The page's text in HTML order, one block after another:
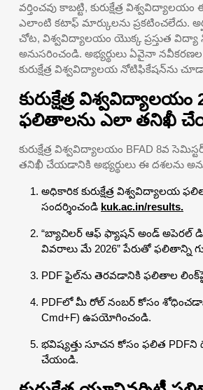
వర్తించవు కాబట్టి, కురుక్షేత్ర
ఎలాంటి కటాఫ్ మార్కులను ప్రకటించలేదు.
చోట, విశ్వవిద్యాలయం యొక్క ప్రస్తుత విద్యా
అనుసరించండి. అభ్యర్థులు ఏవైనా
కురుక్షేత్ర విశ్వవిద్యాలయ నోటిఫికేషన్‌ను
కురుక్షేత్ర విశ్వవిద్యాలయం
ఫలితాలను ఎలా తనిఖీ
కురుక్షేత్ర విశ్వవిద్యాలయం BFAD 8వ
తనిఖీ చేయడానికి అభ్యర్థులు ఈ దశలను
అధికారిక కురుక్షేత్ర విశ్వవిద్యాలయ
సందర్శించండి kuk.ac.in/results.
“బ్యాచిలర్ ఆఫ్ ఫ్యాషన్ అండ్ అపెరల్
వివరాలు మే 2026” పేరుతో ఫలితాన్ని
PDF ఫైల్‌ను తెరవడానికి ఫలితాల
PDFలో మీ రోల్ నంబర్ కోసం
Cmd+F) ఉపయోగించండి.
భవిష్యత్తు సూచన కోసం ఫలిత
చేయండి.